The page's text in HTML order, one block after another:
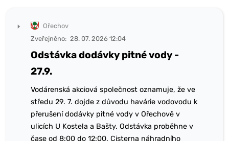
Ořechov
Zveřejněno: 28. 07. 2026 12:04
Odstávka dodávky pitné vody -
27.9.
Vodárenská akciová společnost oznamuje, že ve
středu 29. 7. dojde z důvodu havárie vodovodu k
přerušení dodávky pitné vody v Ořechově v
ulicích U Kostela a Bašty. Odstávka proběhne v
čase od 8:00 do 12:00. Cisterna náhradního